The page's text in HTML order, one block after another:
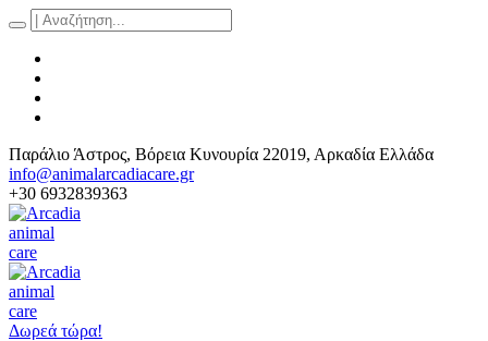
Παράλιο Άστρος, Βόρεια Κυνουρία 22019, Αρκαδία Ελλάδα
info@animalarcadiacare.gr
+30 6932839363
Δωρεά τώρα!